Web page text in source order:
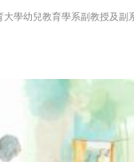
學幼兒教育學系副教授及副